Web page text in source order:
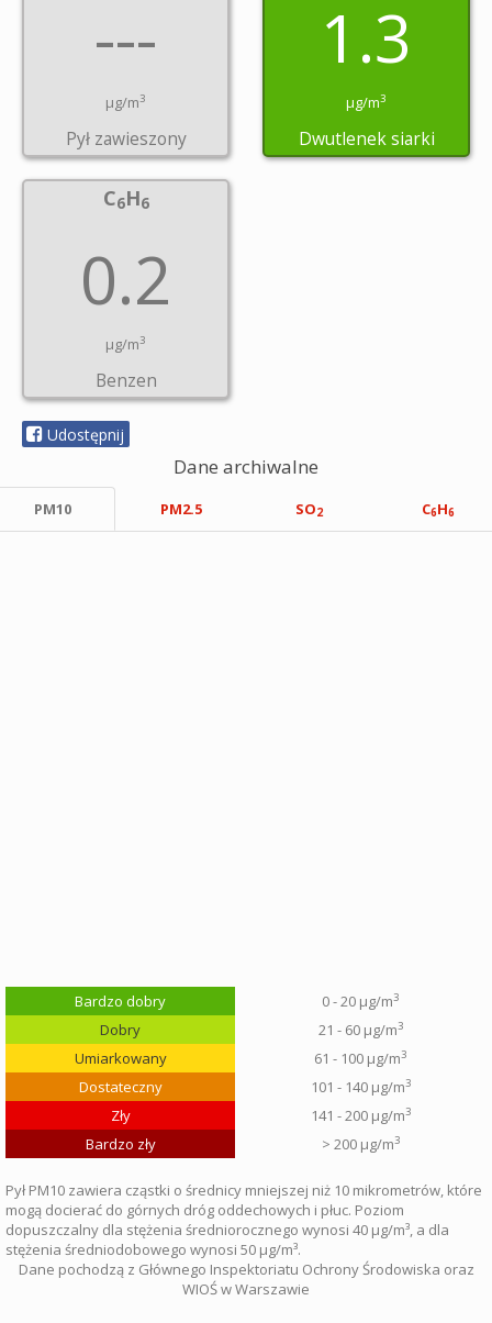
---
µg/m3
Pył zawieszony
1.3
µg/m3
Dwutlenek siarki
C6H6
0.2
µg/m3
Benzen
Udostępnij
Dane archiwalne
PM10 PM2.5 SO2 C6H6
Bardzo dobry 0 - 20 µg/m3
Dobry 21 - 60 µg/m3
Umiarkowany 61 - 100 µg/m3
Dostateczny 101 - 140 µg/m3
Zły 141 - 200 µg/m3
Bardzo zły > 200 µg/m3
Pył PM10 zawiera cząstki o średnicy mniejszej niż 10 mikrometrów, które
mogą docierać do górnych dróg oddechowych i płuc. Poziom
dopuszczalny dla stężenia średniorocznego wynosi 40 µg/m³, a dla
stężenia średniodobowego wynosi 50 µg/m³.
Dane pochodzą z Głównego Inspektoriatu Ochrony Środowiska oraz
WIOŚ w Warszawie